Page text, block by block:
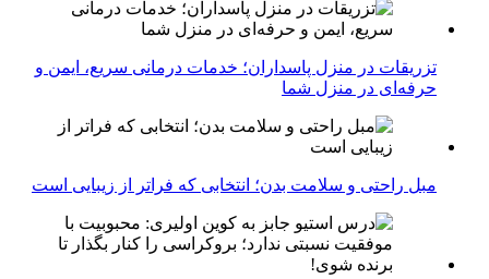
تزریقات در منزل پاسداران؛ خدمات درمانی سریع، ایمن و
حرفه‌ای در منزل شما
مبل راحتی و سلامت بدن؛ انتخابی که فراتر از زیبایی است